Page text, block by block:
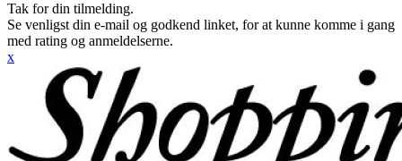
Tak for din tilmelding.
Se venligst din e-mail og godkend linket, for at kunne komme i gang
med rating og anmeldelserne.
x